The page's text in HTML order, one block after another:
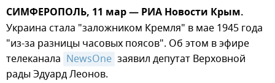
СИМФЕРОПОЛЬ, 11 мар — РИА Новости Крым.
Украина стала "заложником Кремля" в мае 1945 года
"из-за разницы часовых поясов". Об этом в эфире
телеканала NewsOne заявил депутат Верховной
рады Эдуард Леонов.